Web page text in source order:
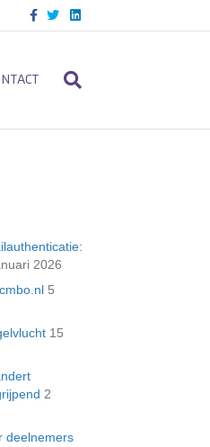
c
o
o
T
i
e
L
n
d
2026
5
15
2
deelnemers